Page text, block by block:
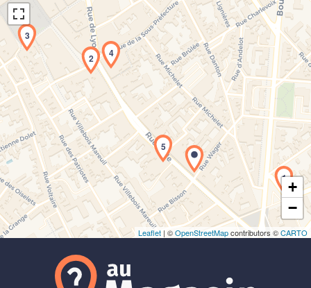
Chargement de la carte en cours...
1
2
3
4
5
+
−
Leaflet | ©OpenStreetMapcontributors ©CARTO